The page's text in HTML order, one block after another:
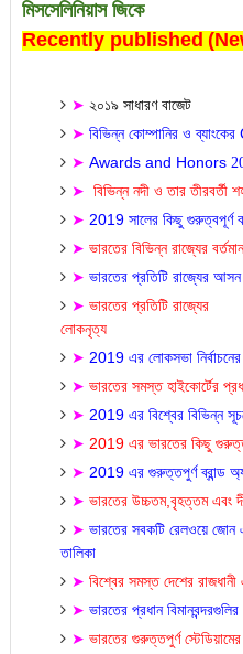
মিসসেলিনিয়াস জিকে
Recently published (
➤ ২০১৯ সাধারণ বাজেট
➤ বিভিন্ন কোম্পানির ও ব্যাংকের
➤ Awards and Honors
➤ বিভিন্ন নদী ও তার তীরবর্তী
➤ 2019 সালের কিছু গুরুত্বপূর্ণ
➤ ভারতের বিভিন্ন রাজ্যের
➤ ভারতের প্রতিটি রাজ্যের আসন
➤ ভারতের প্রতিটি রাজ্যের
লোকনৃত্য
➤ 2019 এর লোকসভা
➤ ভারতের সমস্ত হাইকোর্টের
➤ 2019 এর বিশ্বের বিভিন্ন
➤ 2019 এর ভারতের কিছু
➤ 2019 এর গুরুত্তপুর্ণ ব্রান্ড
➤ ভারতের উচ্চতম, বৃহত্তম এবং
➤ ভারতের সবকটি রেলওয়ে জোন
তালিকা
➤ বিশ্বের সমস্ত দেশের রাজধানী
➤ ভারতের প্রধান বিমানবন্দরগুলির
➤ ভারতের গুরুত্তপুর্ণ স্টেডিয়ামের